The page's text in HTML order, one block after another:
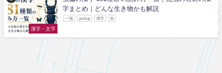
漢字・文字
字まとめ｜どんな生き物かも解説
一覧 pickup 漢字 虫